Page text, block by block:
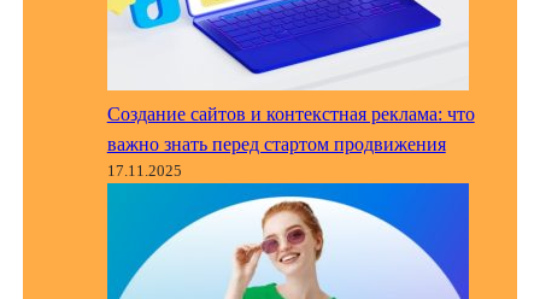
Создание сайтов и контекстная реклама: что
важно знать перед стартом продвижения
17.11.2025